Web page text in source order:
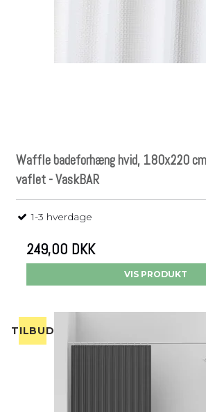
Waffle badeforhæng hvid, 180x220
vaflet - VaskBAR
1-3 hverdage
249,00 DKK
VIS PRODUKT
TILBUD